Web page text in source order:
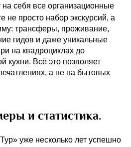
на себя все организационные
не просто набор экскурсий, а
трансферы, проживание,
гидов и даже уникальные
на квадроциклах до
кухни. Всё это позволяет
а не на бытовых
и статистика.
уже несколько лет успешно